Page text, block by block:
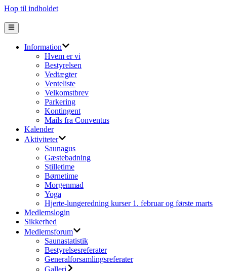
Hop til indholdet
Information
Hvem er vi
Bestyrelsen
Vedtægter
Venteliste
Velkomstbrev
Parkering
Kontingent
Mails fra Conventus
Kalender
Aktiviteter
Saunagus
Gæstebadning
Stilletime
Børnetime
Morgenmad
Yoga
Hjerte-lungeredning kurser 1. februar og første marts
Medlemslogin
Sikkerhed
Medlemsforum
Saunastatistik
Bestyrelsesreferater
Generalforsamlingsreferater